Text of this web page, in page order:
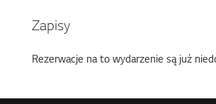
Zapisy
Rezerwacje na to wydarzenie są już